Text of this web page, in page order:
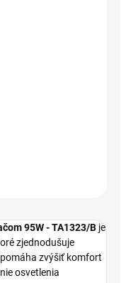
95W - TA1323/B je
zjednodušuje
zvýšiť komfort
osvetlenia